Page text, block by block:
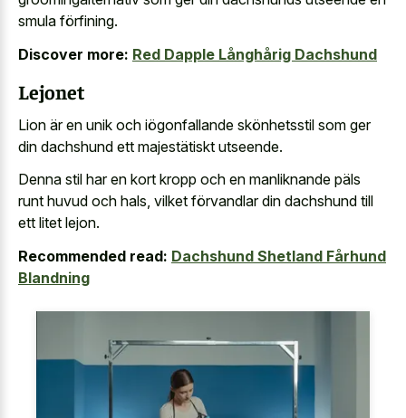
smula förfining.
Discover more: Red Dapple Långhårig Dachshund
Lejonet
Lion är en unik och iögonfallande skönhetsstil som ger
din dachshund ett majestätiskt utseende.
Denna stil har en kort kropp och en manliknande päls
runt huvud och hals, vilket förvandlar din dachshund till
ett litet lejon.
Recommended read: Dachshund Shetland Fårhund
Blandning